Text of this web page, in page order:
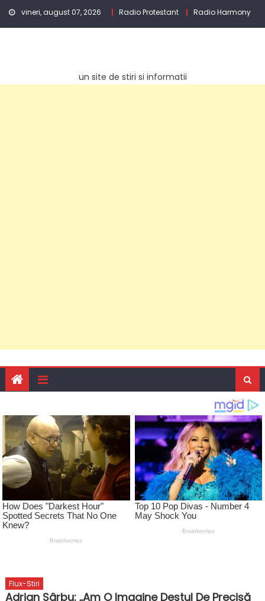
Skip
vineri, august 07, 2026 Radio Protestant Radio Harmony
un site de stiri si informatii
Flux-Stiri
Adrian Sârbu: „Am O Imagine Destul De Precisă